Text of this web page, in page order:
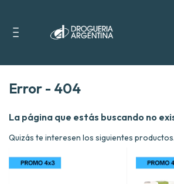
Error - 404
La página que estás buscando no
Quizás te interesen los siguientes productos.